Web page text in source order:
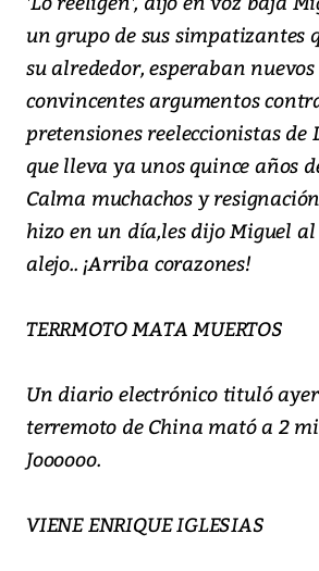
un grupo de sus simpatizantes
su alrededor, esperaban
convincentes argumentos
pretensiones reeleccionistas de
que lleva ya unos quince años
Calma muchachos y
hizo en un día,les dijo Miguel al
alejo.. ¡Arriba corazones!
TERRMOTO MATA MUERTOS
Un diario electrónico tituló ayer
terremoto de China mató a 2
Joooooo.
VIENE ENRIQUE IGLESIAS